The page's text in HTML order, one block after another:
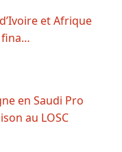
et Afrique
fina…
en Saudi Pro
au LOSC